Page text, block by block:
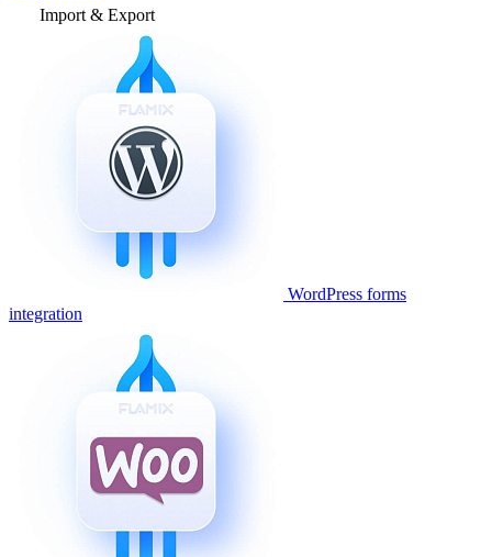
Import & Export
WordPress forms
integration